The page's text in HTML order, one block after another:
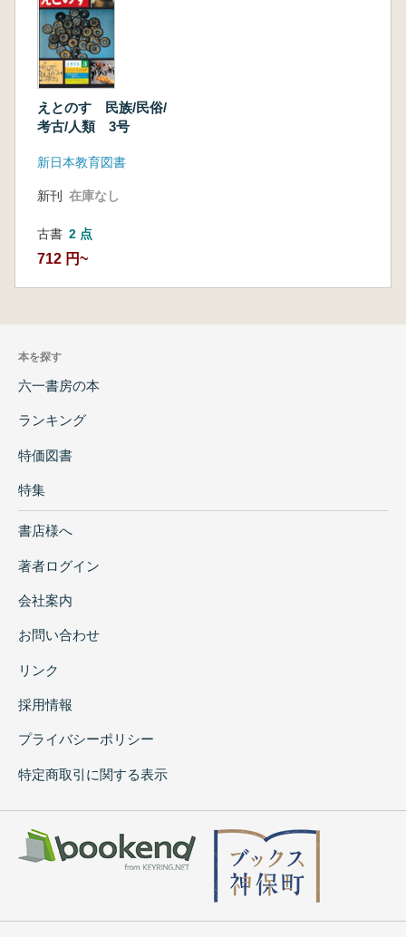
えとのす 民族/民俗/
考古/人類 3号
新日本教育図書
新刊 在庫なし
古書 2 点
712 円~
本を探す
六一書房の本
ランキング
特価図書
特集
書店様へ
著者ログイン
会社案内
お問い合わせ
リンク
採用情報
プライバシーポリシー
特定商取引に関する表示